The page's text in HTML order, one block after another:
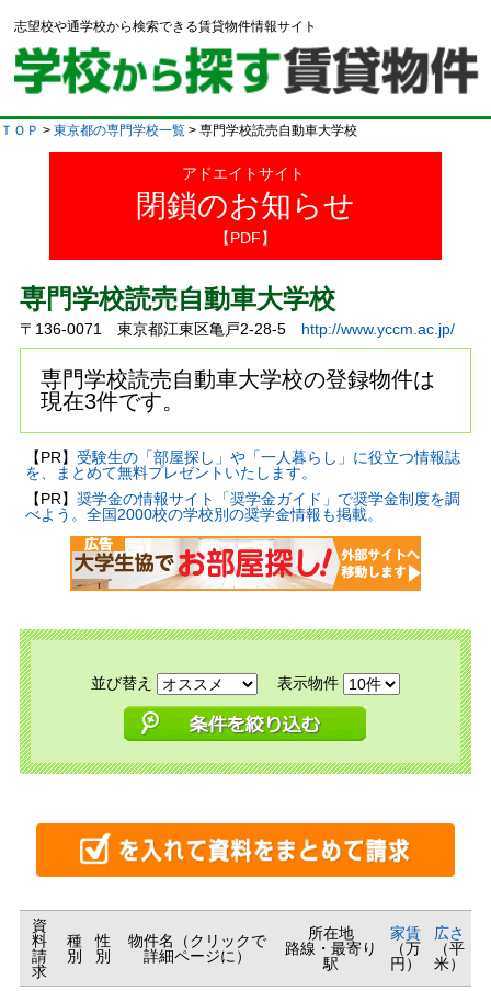
志望校や通学校から検索できる賃貸物件情報サイト
ＴＯＰ > 東京都の専門学校一覧 > 専門学校読売自動車大学校
アドエイトサイト
閉鎖のお知らせ
【PDF】
専門学校読売自動車大学校
〒136-0071 東京都江東区亀戸2-28-5 http://www.yccm.ac.jp/
専門学校読売自動車大学校の登録物件は
現在3件です。
【PR】 受験生の「部屋探し」や「一人暮らし」に役立つ情報誌
を、まとめて無料プレゼントいたします。
【PR】 奨学金の情報サイト「奨学金ガイド」で奨学金制度を調
べよう。全国2000校の学校別の奨学金情報も掲載。
並び替え 表示物件
資
料
請
求
種
別
性
別
物件名（クリックで
詳細ページに）
所在地
路線・最寄り
駅
家賃
（万
円）
広さ
（平
米）